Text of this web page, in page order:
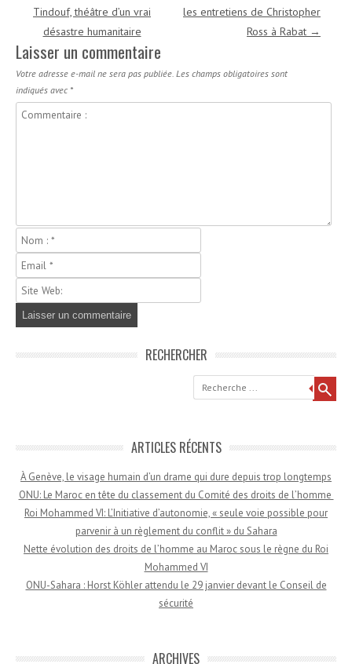
Tindouf, théâtre d’un vrai
désastre humanitaire
les entretiens de Christopher
Ross à Rabat →
Laisser un commentaire
Votre adresse e-mail ne sera pas publiée. Les champs obligatoires sont
indiqués avec *
RECHERCHER
Recherche
ARTICLES RÉCENTS
À Genève, le visage humain d’un drame qui dure depuis trop longtemps
ONU: Le Maroc en tête du classement du Comité des droits de l’homme
Roi Mohammed VI: L’Initiative d’autonomie, « seule voie possible pour
parvenir à un règlement du conflit » du Sahara
Nette évolution des droits de l’homme au Maroc sous le règne du Roi
Mohammed VI
ONU-Sahara : Horst Köhler attendu le 29 janvier devant le Conseil de
sécurité
ARCHIVES